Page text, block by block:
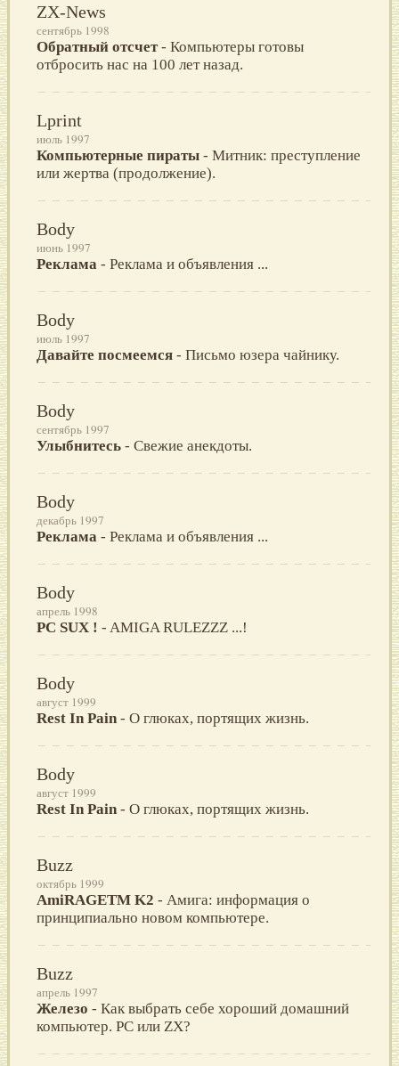
ZX-News
сентябрь 1998
Обратный отсчет- Компьютеры готовы
отбросить нас на 100 лет назад.
Lprint
июль 1997
Компьютерные пираты - Митник: преступление
или жертва (продолжение).
Body
июнь 1997
Реклама - Реклама и объявления ...
Body
июль 1997
Давайте посмеемся - Письмо юзера чайнику.
Body
сентябрь 1997
Улыбнитесь - Свежие анекдоты.
Body
декабрь 1997
Реклама - Реклама и объявления ...
Body
апрель 1998
PC SUX ! - AMIGA RULEZZZ ...!
Body
август 1999
Rest In Pain - О глюках, портящих жизнь.
Body
август 1999
Rest In Pain - О глюках, портящих жизнь.
Buzz
октябрь 1999
AmiRAGETM K2 - Амига: информация о
принципиально новом компьютере.
Buzz
апрель 1997
Железо - Как выбрать себе хороший домашний
компьютер. PC или ZX?